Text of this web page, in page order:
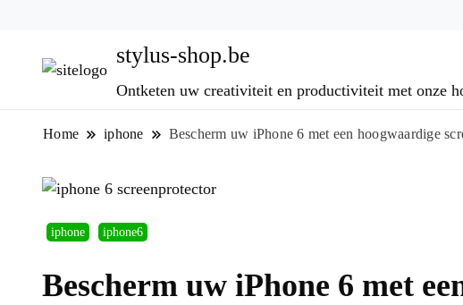
stylus-shop.be
Ontketen uw creativiteit en productiviteit met onze
Home iphone Bescherm uw iPhone 6 met een hoogwaardige
iphone iphone6
Bescherm uw iPhone 6 met